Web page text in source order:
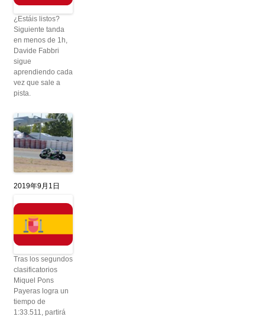
¿Estáis listos?
Siguiente tanda
en menos de 1h,
Davide Fabbri
sigue
aprendiendo cada
vez que sale a
pista.
2019年9月1日
Tras los segundos
clasificatorios
Miquel Pons
Payeras logra un
tiempo de
1:33.511, partirá